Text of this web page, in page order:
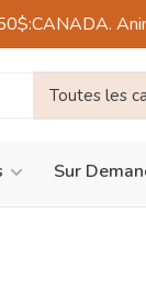
Toutes les
Sur